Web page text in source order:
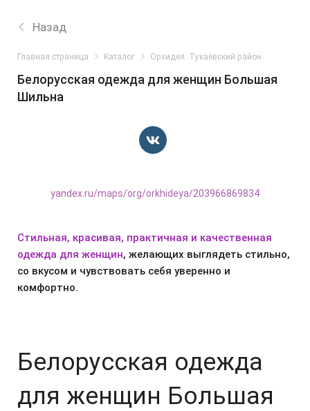
Назад
Главная страница Каталог Орхидея. Тукаевский район
Белорусская одежда для женщин Большая
Шильна
yandex.ru/maps/org/orkhideya/203966869834
Стильная, красивая, практичная и качественная
одежда для женщин, желающих выглядеть стильно,
со вкусом и чувствовать себя уверенно и
комфортно.
Белорусская одежда
для женщин Большая